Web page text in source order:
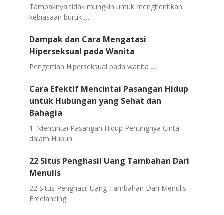
Tampaknya tidak mungkin untuk menghentikan
kebiasaan buruk …
Dampak dan Cara Mengatasi
Hiperseksual pada Wanita
Pengertian Hiperseksual pada wanita …
Cara Efektif Mencintai Pasangan Hidup
untuk Hubungan yang Sehat dan
Bahagia
1. Mencintai Pasangan Hidup Pentingnya Cinta
dalam Hubun…
22 Situs Penghasil Uang Tambahan Dari
Menulis
22 Situs Penghasil Uang Tambahan Dari Menulis
Freelancing …